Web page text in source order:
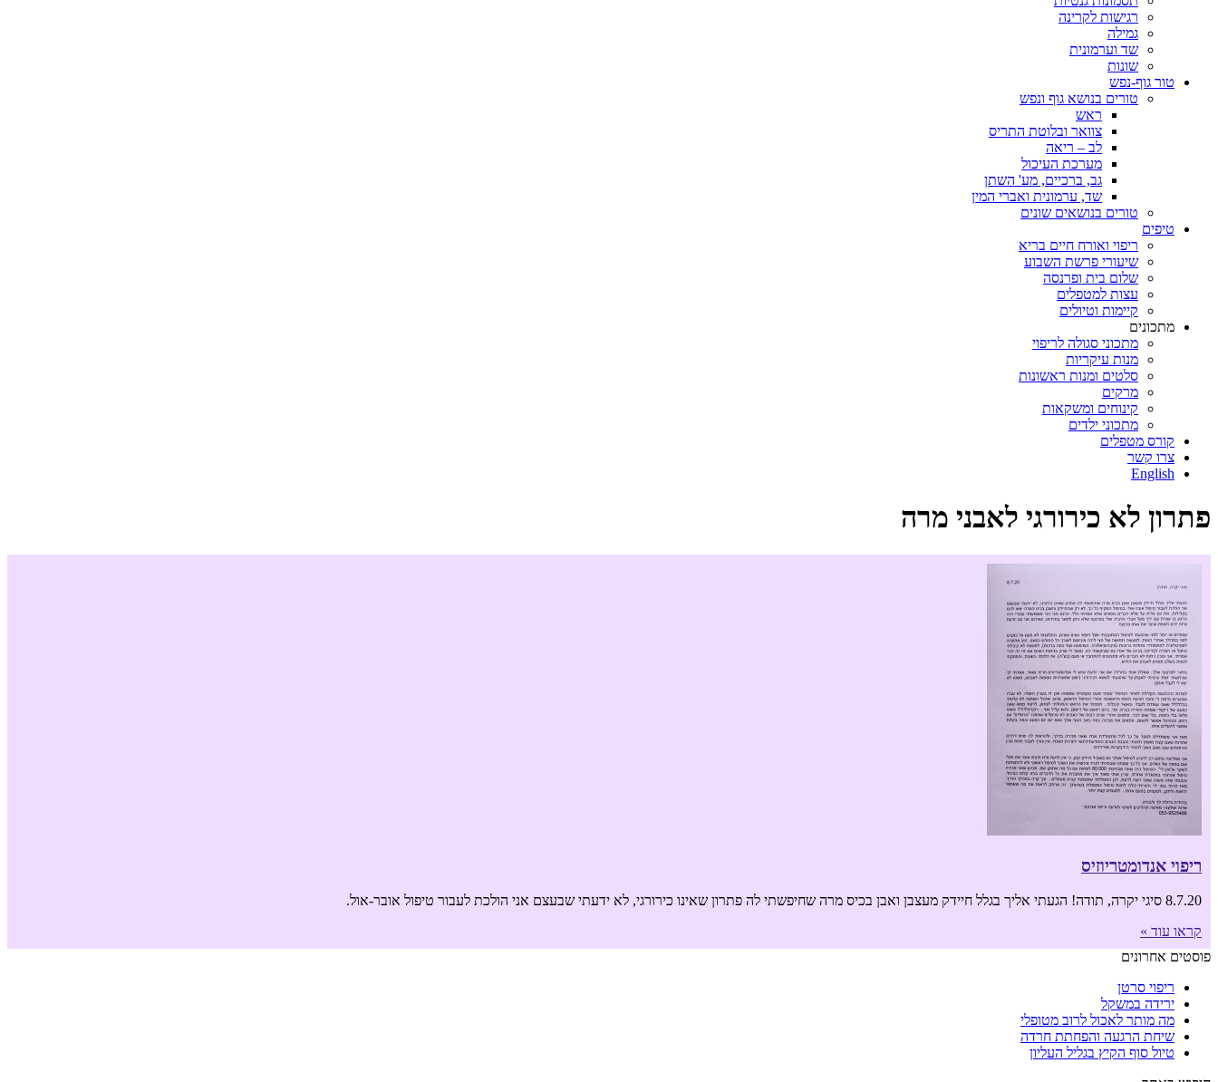
רגישות לקרינה
גמילה
שד וערמונית
שונות
טור גוף-נפש
טורים בנושא גוף ונפש
ראש
צוואר ובלוטת התריס
לב – ריאה
מערכת העיכול
גב, ברכיים, מע' השתן
שד, ערמונית ואברי המין
טורים בנושאים שונים
טיפים
ריפוי ואורח חיים בריא
שיעורי פרשת השבוע
שלום בית ופרנסה
עצות למטפלים
קיימות וטיולים
מתכונים
מתכוני סגולה לריפוי
מנות עיקריות
סלטים ומנות ראשונות
מרקים
קינוחים ומשקאות
מתכוני ילדים
קורס מטפלים
צרו קשר
English
פתרון לא כירורגי לאבני מרה
ריפוי אנדומטריוזיס
8.7.20 סיגי יקרה, תודה! הגעתי אליך בגלל חיידק מעצבן ואבן בכיס מרה שחיפשתי לה פתרון שאינו כירורגי, לא ידעתי שבעצם אני הולכת לעבור טיפול אובר-אול.
קראו עוד »
פוסטים אחרונים
ריפוי סרטן
ירידה במשקל
מה מותר לאכול לרוב מטופלי
שיחת הרגעה והפחתת חרדה
טיול סוף הקיץ בגליל העליון